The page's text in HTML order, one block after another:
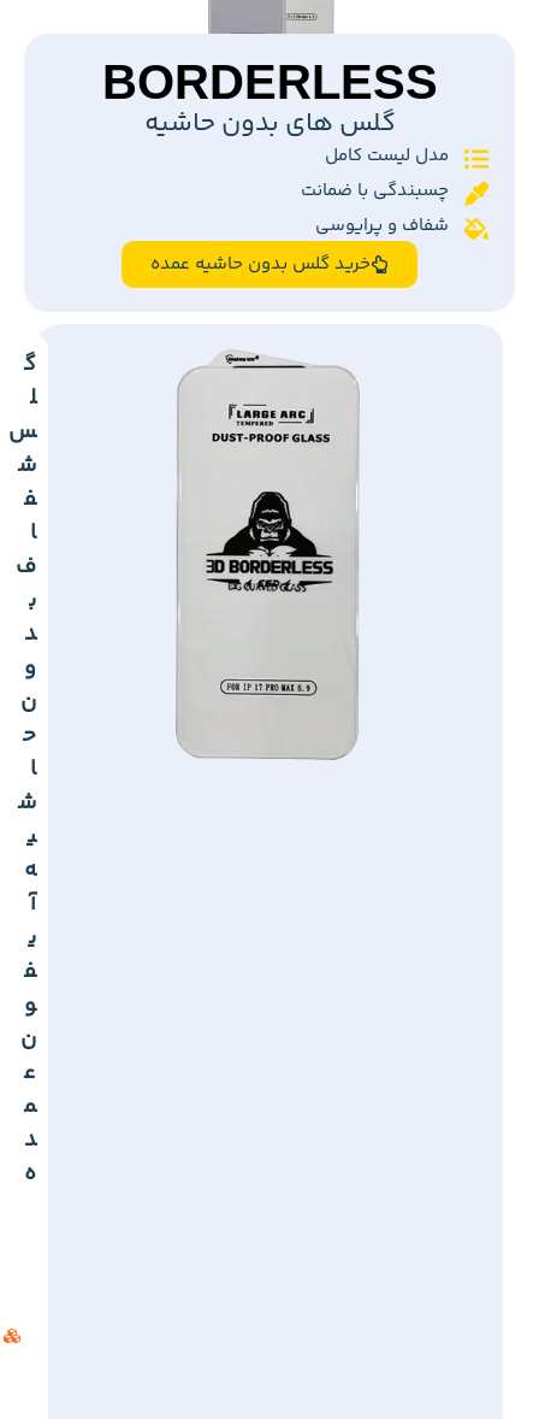
BORDERLESS
گلس های بدون حاشیه
مدل لیست کامل
چسبندگی با ضمانت
شفاف و پرایوسی
خرید گلس بدون حاشیه عمده
گ
ل
س
ش
ف
ا
ف
ب
د
و
ن
ح
ا
ش
ی
ه
آ
ی
ف
و
ن
ع
م
د
ه